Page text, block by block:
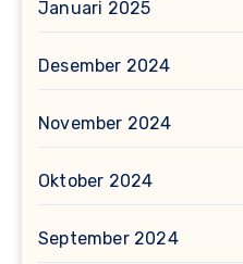
Januari 2025
Desember 2024
November 2024
Oktober 2024
September 2024